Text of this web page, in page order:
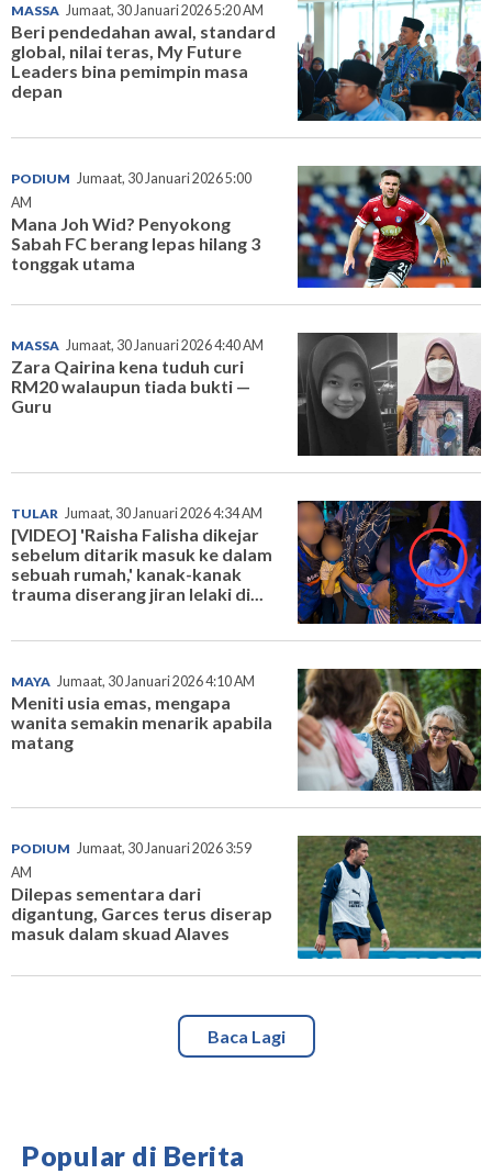
MASSA Jumaat, 30 Januari 2026 5:20 AM
Beri pendedahan awal, standard
global, nilai teras, My Future
Leaders bina pemimpin masa
depan
PODIUM Jumaat, 30 Januari 2026 5:00
AM
Mana Joh Wid? Penyokong
Sabah FC berang lepas hilang 3
tonggak utama
MASSA Jumaat, 30 Januari 2026 4:40 AM
Zara Qairina kena tuduh curi
RM20 walaupun tiada bukti —
Guru
TULAR Jumaat, 30 Januari 2026 4:34 AM
[VIDEO] 'Raisha Falisha dikejar
sebelum ditarik masuk ke dalam
sebuah rumah,' kanak-kanak
trauma diserang jiran lelaki di...
MAYA Jumaat, 30 Januari 2026 4:10 AM
Meniti usia emas, mengapa
wanita semakin menarik apabila
matang
PODIUM Jumaat, 30 Januari 2026 3:59
AM
Dilepas sementara dari
digantung, Garces terus diserap
masuk dalam skuad Alaves
Baca Lagi
Popular di Berita